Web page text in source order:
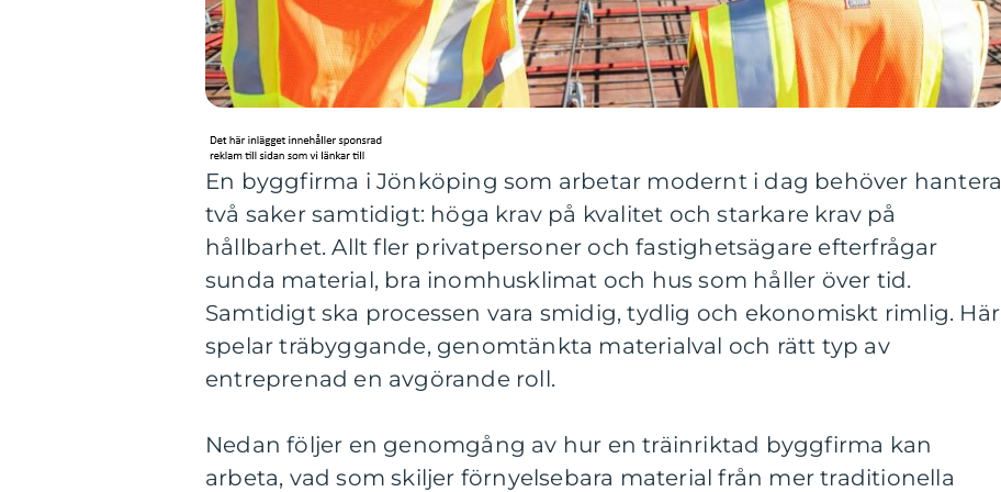
En byggfirma i Jönköping som arbetar modernt i dag behöver hantera
två saker samtidigt: höga krav på kvalitet och starkare krav på
hållbarhet. Allt fler privatpersoner och fastighetsägare efterfrågar
sunda material, bra inomhusklimat och hus som håller över tid.
Samtidigt ska processen vara smidig, tydlig och ekonomiskt rimlig. Här
spelar träbyggande, genomtänkta materialval och rätt typ av
entreprenad en avgörande roll.
Nedan följer en genomgång av hur en träinriktad byggfirma kan
arbeta, vad som skiljer förnyelsebara material från mer traditionella